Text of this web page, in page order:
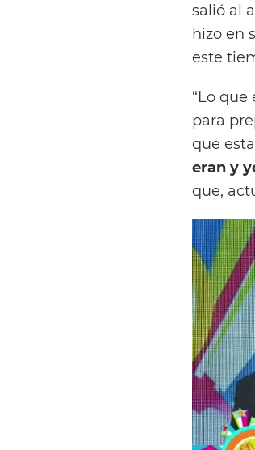
salió al
hizo en
este
“Lo
para
que
eran y
que,